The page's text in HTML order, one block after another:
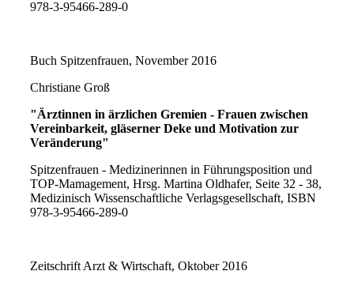
978-3-95466-289-0
Buch Spitzenfrauen, November 2016
Christiane Groß
"Ärztinnen in ärzlichen Gremien - Frauen zwischen
Vereinbarkeit, gläserner Deke und Motivation zur
Veränderung"
Spitzenfrauen - Medizinerinnen in Führungsposition und
TOP-Mamagement, Hrsg. Martina Oldhafer, Seite 32 - 38,
Medizinisch Wissenschaftliche Verlagsgesellschaft, ISBN
978-3-95466-289-0
Zeitschrift Arzt & Wirtschaft, Oktober 2016